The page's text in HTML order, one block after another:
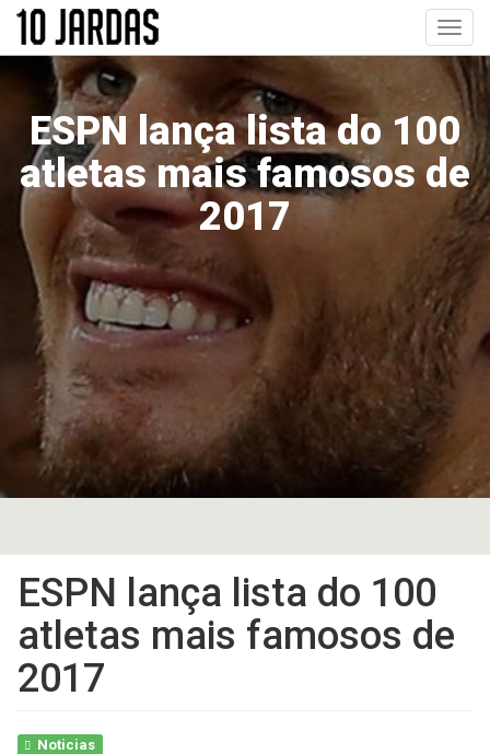
Pular
o
conteúdo
principal
ESPN lança lista do 100
atletas mais famosos de
2017
ESPN lança lista do 100
atletas mais famosos de
2017
Noticias